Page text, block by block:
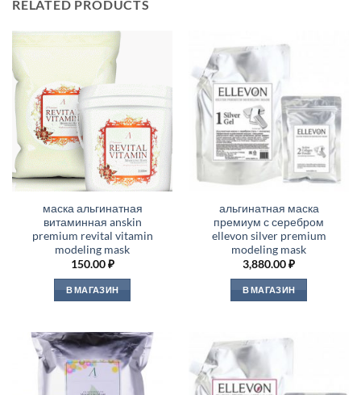
RELATED PRODUCTS
маска альгинатная
витаминная anskin
premium revital vitamin
modeling mask
150.00₽
В МАГАЗИН
альгинатная маска
премиум с серебром
ellevon silver premium
modeling mask
3,880.00₽
В МАГАЗИН